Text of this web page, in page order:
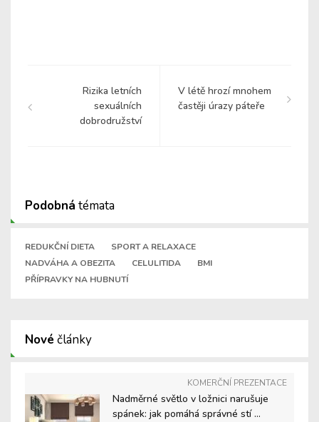
Rizika letních
sexuálních
dobrodružství
V létě hrozí mnohem
častěji úrazy páteře
Podobná témata
REDUKČNÍ DIETA
SPORT A RELAXACE
NADVÁHA A OBEZITA
CELULITIDA
BMI
PŘÍPRAVKY NA HUBNUTÍ
Nové články
KOMERČNÍ PREZENTACE
Nadměrné světlo v ložnici narušuje
spánek: jak pomáhá správné stí ...